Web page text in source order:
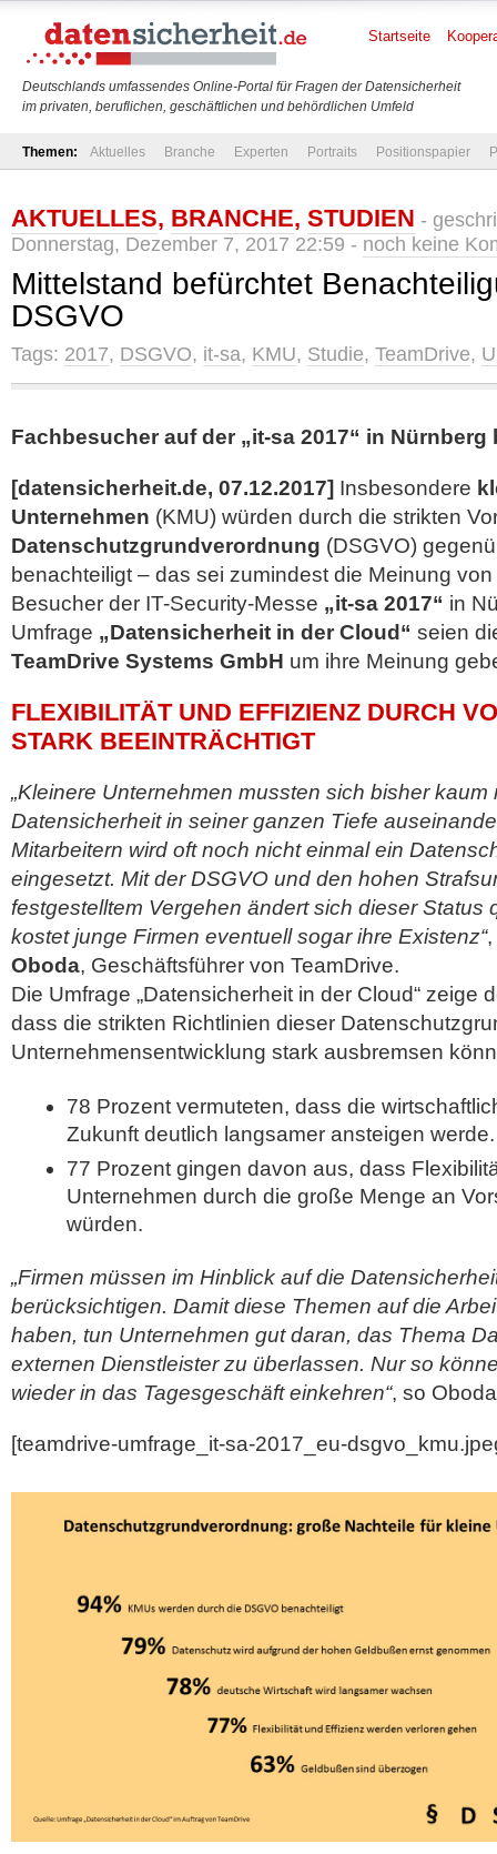
Deutschlands umfassendes Online-Portal für Fragen der Datensicherheit
im privaten, beruflichen, geschäftlichen und behördlichen Umfeld
Startseite
Themen: Aktuelles Branche Experten Portraits Positionspapier
AKTUELLES, BRANCHE, STUDIEN -
Donnerstag, Dezember 7, 2017 22:59 - noch keine
Mittelstand befürchtet
DSGVO
Tags: 2017, DSGVO, it-sa, KMU, Studie, TeamDrive,
Fachbesucher auf der „it-sa 2017“ in Nürnberg
[datensicherheit.de, 07.12.2017] Insbesondere
Unternehmen (KMU) würden durch die strikten
Datenschutzgrundverordnung (DSGVO)
benachteiligt – das sei zumindest die Meinung
Besucher der IT-Security-Messe „it-sa 2017“ in
Umfrage „Datensicherheit in der Cloud“ seien
TeamDrive Systems GmbH um ihre Meinung
FLEXIBILITÄT UND EFFIZIENZ DURCH
STARK BEEINTRÄCHTIGT
„Kleinere Unternehmen mussten sich bisher kaum
Datensicherheit in seiner ganzen Tiefe
Mitarbeitern wird oft noch nicht einmal ein
eingesetzt. Mit der DSGVO und den hohen
festgestelltem Vergehen ändert sich dieser Status
kostet junge Firmen eventuell sogar ihre Existenz“,
Oboda, Geschäftsführer von TeamDrive.
Die Umfrage „Datensicherheit in der Cloud“ zeige
dass die strikten Richtlinien dieser
Unternehmensentwicklung stark ausbremsen
78 Prozent vermuteten, dass die
Zukunft deutlich langsamer ansteigen werde.
77 Prozent gingen davon aus, dass
Unternehmen durch die große Menge an
würden.
„Firmen müssen im Hinblick auf die
berücksichtigen. Damit diese Themen auf die
haben, tun Unternehmen gut daran, das Thema
externen Dienstleister zu überlassen. Nur so
wieder in das Tagesgeschäft einkehren“, so
[teamdrive-umfrage_it-sa-2017_eu-